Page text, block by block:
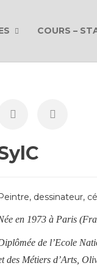
COURS –
dessinateur,
en 1973 à Paris
de l’Ecole
des Métiers d’Arts,